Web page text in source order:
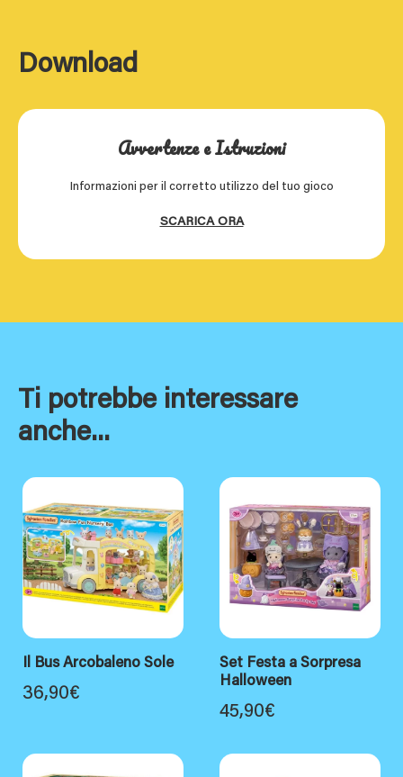
Download
Avvertenze e Istruzioni
Informazioni per il corretto utilizzo del tuo gioco
SCARICA ORA
Ti potrebbe interessare
anche...
Il Bus Arcobaleno Sole
36,90€
Set Festa a Sorpresa
Halloween
45,90€